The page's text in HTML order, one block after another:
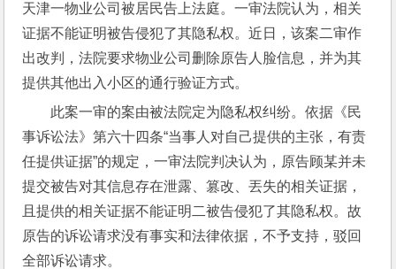
天津一物业公司被居民告上法庭。一审法院认为，相关
证据不能证明被告侵犯了其隐私权。近日，该案二审作
出改判，法院要求物业公司删除原告人脸信息，并为其
提供其他出入小区的通行验证方式。
此案一审的案由被法院定为隐私权纠纷。依据《民
事诉讼法》第六十四条“当事人对自己提供的主张，有责
任提供证据”的规定，一审法院判决认为，原告顾某并未
提交被告对其信息存在泄露、篡改、丟失的相关证据，
且提供的相关证据不能证明二被告侵犯了其隐私权。故
原告的诉讼请求没有事实和法律依据，不予支持，驳回
全部诉讼请求。